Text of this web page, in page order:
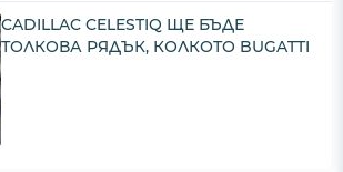
CADILLAC CELESTIQ ЩЕ БЪДЕ
ТОЛКОВА РЯДЪК, КОЛКОТО BUGATTI